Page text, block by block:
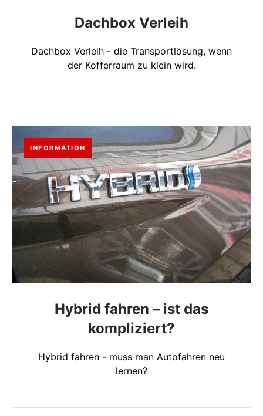
Dachbox Verleih
Dachbox Verleih - die Transportlösung, wenn
der Kofferraum zu klein wird.
INFORMATION
Hybrid fahren – ist das
kompliziert?
Hybrid fahren - muss man Autofahren neu
lernen?